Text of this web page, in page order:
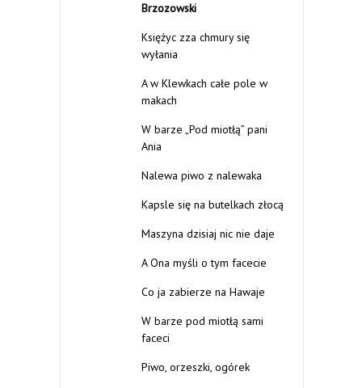
Brzozowski
Księżyc zza chmury się
wyłania
A w Klewkach całe pole w
makach
W barze „Pod miotłą” pani
Ania
Nalewa piwo z nalewaka
Kapsle się na butelkach złocą
Maszyna dzisiaj nic nie daje
A Ona myśli o tym facecie
Co ja zabierze na Hawaje
W barze pod miotłą sami
faceci
Piwo, orzeszki, ogórek